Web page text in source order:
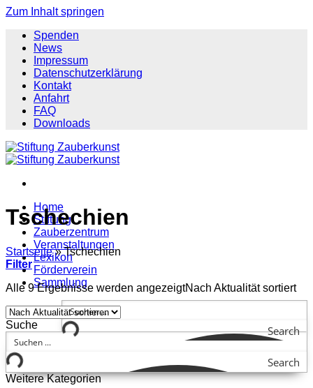
Zum Inhalt springen
Spenden
News
Impressum
Datenschutzerklärung
Kontakt
Anfahrt
FAQ
Downloads
Home
Stiftung
Zauberzentrum
Veranstaltungen
Lexikon
Förderverein
Sammlung
Search
Tschechien
Startseite » Tschechien
Filter
Alle 9 Ergebnisse werden angezeigtNach Aktualität sortiert
Suche
Search
Weitere Kategorien